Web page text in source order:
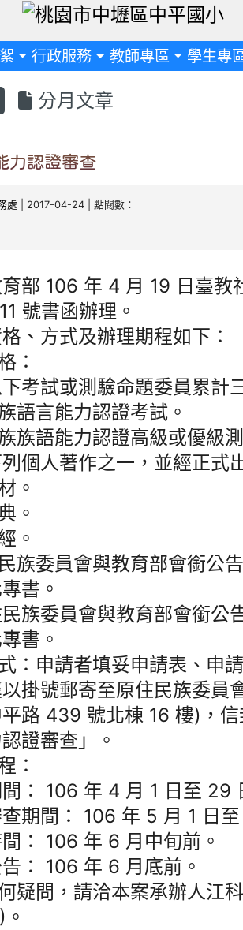
行政服務 教師專區 學生專
分月文章
力認證審查
處 | 2017-04-24 | 點閱數：
部 106 年 4 月 19 日臺教
號書函辦理。
、方式及辦理期程如下：
：
考試或測驗命題委員累計
語言能力認證考試。
族語能力認證高級或優級測
個人著作之一，並經正式
。
。
。
族委員會與教育部會銜公
書。
族委員會與教育部會銜公
書。
：申請者填妥申請表、申
掛號郵寄至原住民族委員
路 439 號北棟 16 樓)，
證審查」。
：
： 106 年 4 月 1 日至 29
期間： 106 年 5 月 1 日至
： 106 年 6 月中旬前。
： 106 年 6 月底前。
疑問，請洽本案承辦人江